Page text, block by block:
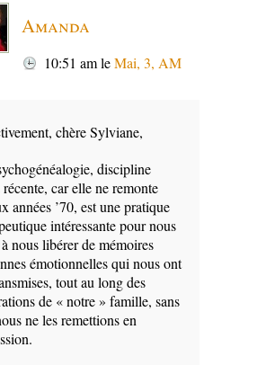
Amanda
10:51 amleMai, 3, AM
chère Sylviane,
discipline
récente, car elle ne remonte
années ’70, est une pratique
intéressante pour nous
nous libérer de mémoires
émotionnelles qui nous ont
tout au long des
de « notre » famille, sans
ne les remettions en